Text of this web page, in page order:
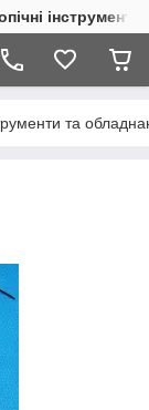
інструменти
та